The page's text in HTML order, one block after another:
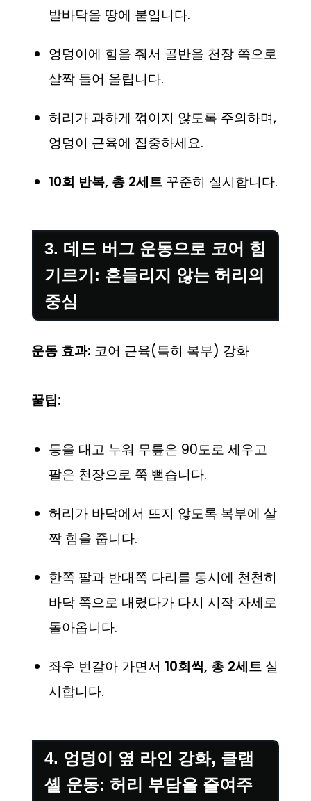
발바닥을 땅에 붙입니다.
엉덩이에 힘을 줘서 골반을 천장 쪽으로
살짝 들어 올립니다.
허리가 과하게 꺾이지 않도록 주의하며,
엉덩이 근육에 집중하세요.
10회 반복, 총 2세트 꾸준히 실시합니다.
3. 데드 버그 운동으로 코어 힘
기르기: 흔들리지 않는 허리의
중심
운동 효과: 코어 근육(특히 복부) 강화
꿀팁:
등을 대고 누워 무릎은 90도로 세우고
팔은 천장으로 쭉 뻗습니다.
허리가 바닥에서 뜨지 않도록 복부에 살
짝 힘을 줍니다.
한쪽 팔과 반대쪽 다리를 동시에 천천히
바닥 쪽으로 내렸다가 다시 시작 자세로
돌아옵니다.
좌우 번갈아 가면서 10회씩, 총 2세트 실
시합니다.
4. 엉덩이 옆 라인 강화, 클램
셸 운동: 허리 부담을 줄여주